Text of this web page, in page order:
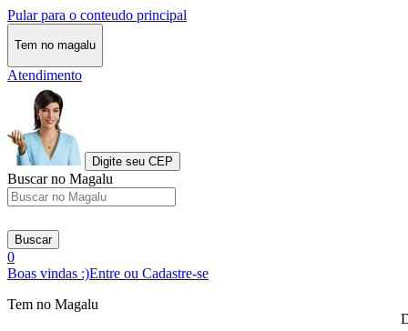
Pular para o conteudo principal
Tem no magalu
Atendimento
Digite seu CEP
Buscar no Magalu
Buscar
0
Boas vindas :)Entre ou Cadastre-se
Tem no Magalu